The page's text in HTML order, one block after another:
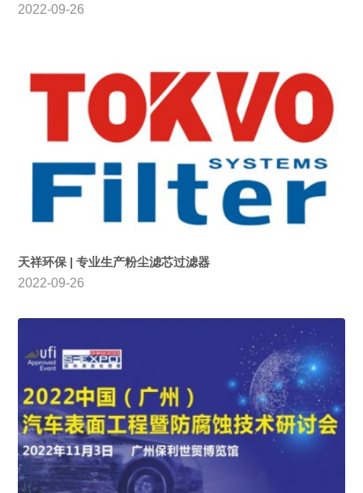
2022-09-26
天祥环保 | 专业生产粉尘滤芯过滤器
2022-09-26